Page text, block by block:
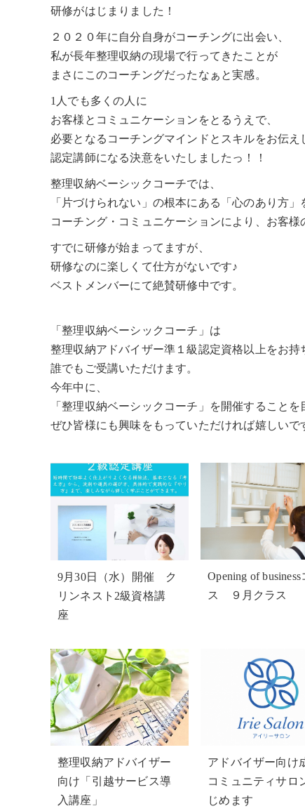
研修がはじまりました！
２０２０年に自分自身がコーチングに出会い、
私が長年整理収納の現場で行ってきたことが
まさにこのコーチングだったなぁと実感。
1人でも多くの人に
お客様とコミュニケーションをとるうえで、
必要となるコーチングマインドとスキルをお伝え
認定講師になる決意をいたしましたっ！！
整理収納ベーシックコーチでは、
「片づけられない」の根本にある「心のあり方」
コーチング・コミュニケーションにより、お客
すでに研修が始まってますが、
研修なのに楽しくて仕方がないです♪
ベストメンバーにて絶賛研修中です。
「整理収納ベーシックコーチ」は
整理収納アドバイザー準１級認定資格以上をお持
誰でもご受講いただけます。
今年中に、
「整理収納ベーシックコーチ」を開催することを
ぜひ皆様にも興味をもっていただければ嬉しいで
9月30日（水）開催 ク
リンネスト2級資格講
座
Opening of business
ス ９月クラス
整理収納アドバイザー
向け「引越サービス導
入講座」
アドバイザー向け
コミュニティサロ
じめます